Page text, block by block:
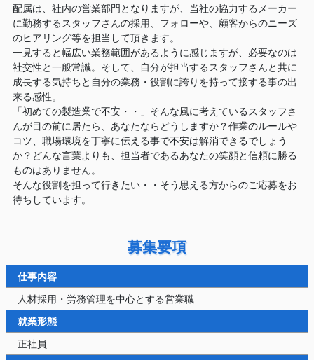
配属は、社内の営業部門となりますが、当社の協力するメーカー
に勤務するスタッフさんの採用、フォローや、顧客からのニーズ
のヒアリング等を担当して頂きます。
一見すると幅広い業務範囲があるように感じますが、必要なのは
社交性と一般常識。そして、自分が担当するスタッフさんと共に
成長する気持ちと自分の業務・役割に誇りを持って接する事の出
来る感性。
「初めての製造業で不安・・」そんな風に考えているスタッフさ
んが目の前に居たら、あなたならどうしますか？作業のルールや
コツ、職場環境を丁寧に伝える事で不安は解消できるでしょう
か？どんな言葉よりも、担当者であるあなたの笑顔と信頼に勝る
ものはありません。
そんな役割を担って行きたい・・そう思える方からのご応募をお
待ちしています。
募集要項
仕事内容
人材採用・労務管理を中心とする営業職
就業形態
正社員